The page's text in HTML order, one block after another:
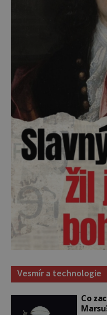
Vesmír a technologie
Co